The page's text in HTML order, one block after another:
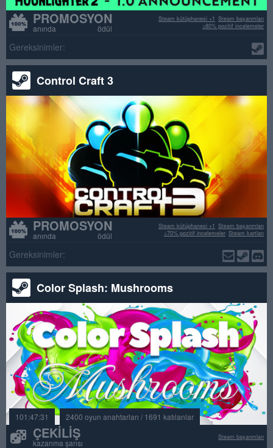
PROMOSYON
anında ödül
Steam başarımları
Steam kütüphanesi +1
>80% pozitif incelemeler
Gereksinimler:
Control Craft 3
PROMOSYON
anında ödül
Steam başarımları
Steam kütüphanesi +1
Steam kartları
>70% pozitif incelemeler
Gereksinimler:
Color Splash: Mushrooms
101:47:31 2400 oyun anahtarları / 1691 katılanlar
ÇEKILIŞ
kazanma şansı
Steam başarımları